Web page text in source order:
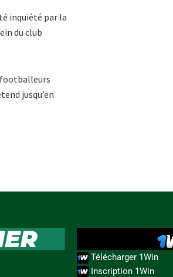
inquiété par la
du club
footballeurs
jusqu’en
Télécharger 1Win
Inscription 1Win